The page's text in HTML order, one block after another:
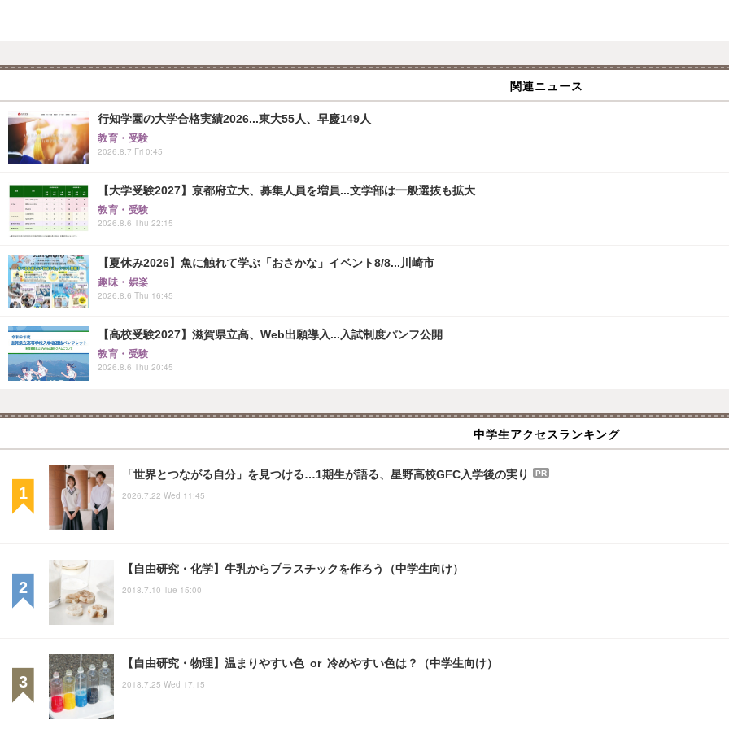
関連ニュース
行知学園の大学合格実績2026...東大55人、早慶149人
教育・受験
2026.8.7 Fri 0:45
【大学受験2027】京都府立大、募集人員を増員...文学部は一般選抜も拡大
教育・受験
2026.8.6 Thu 22:15
【夏休み2026】魚に触れて学ぶ「おさかな」イベント8/8...川崎市
趣味・娯楽
2026.8.6 Thu 16:45
【高校受験2027】滋賀県立高、Web出願導入...入試制度パンフ公開
教育・受験
2026.8.6 Thu 20:45
中学生アクセスランキング
「世界とつながる自分」を見つける…1期生が語る、星野高校GFC入学後の実り PR
2026.7.22 Wed 11:45
【自由研究・化学】牛乳からプラスチックを作ろう（中学生向け）
2018.7.10 Tue 15:00
【自由研究・物理】温まりやすい色 or 冷めやすい色は？（中学生向け）
2018.7.25 Wed 17:15